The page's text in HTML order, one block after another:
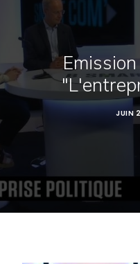
MEMBRES
CONNEXION
RECHERCHE
JUIN